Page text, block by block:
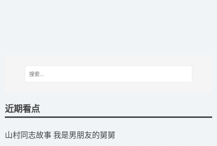
近期看点
​山村同志故事 我是男朋友的舅舅